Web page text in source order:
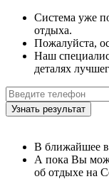
Система уже
отдыха.
Пожалуйста,
Наш
деталях
В ближайшее
А пока Вы
об отдыхе на